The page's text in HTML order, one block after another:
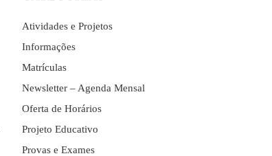
Atividades e Projetos
Informações
Matrículas
Newsletter – Agenda Mensal
Oferta de Horários
Projeto Educativo
Provas e Exames